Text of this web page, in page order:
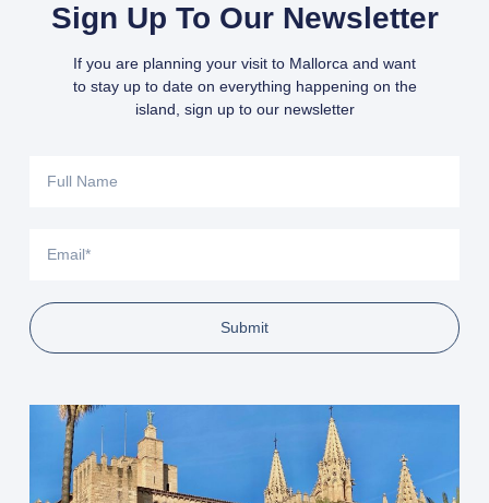
Sign Up To Our Newsletter
If you are planning your visit to Mallorca and want
to stay up to date on everything happening on the
island, sign up to our newsletter
Submit